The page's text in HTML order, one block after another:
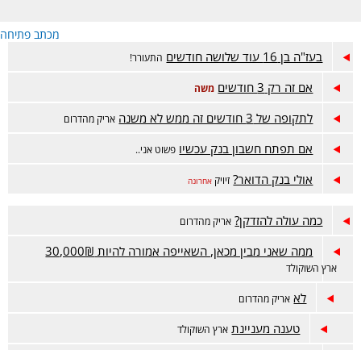
מכתב פתיחה
בעז"ה בן 16 עוד שלושה חודשים התעורר!
אם זה רק 3 חודשים משה
לתקופה של 3 חודשים זה ממש לא משנה אריק מהדרום
אם תפתח חשבון בנק עכשיו פשוט אני..
אולי בנק הדואר? זיויק אחרונה
כמה עולה להזדקן? אריק מהדרום
ממה שאני מבין מכאן, השאייפה אמורה להיות 30,000₪
ארץ השוקולד
לא אריק מהדרום
טענה מעניינת ארץ השוקולד